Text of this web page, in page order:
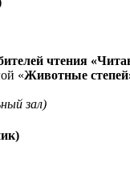
чтения
«Животные
зал)